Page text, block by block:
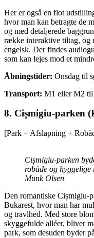
Her er også en flot
hvor man kan betragte de
og med detaljerede
række interaktive tiltag, og
engelsk. Der findes
som kan lejes mod et
Åbningstider: Onsdag til
Transport: M1 eller M2 til
8. Cișmigiu-parken
[Park + Afslapning +
Cișmigiu-parken
robåde og
Munk Olsen
Den romantiske Cișmigiu-
Bukarest, hvor man har
og travlhed. Med store
skyggefulde alléer, bliver
park, som desuden byder